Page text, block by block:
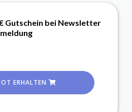
Gutschein bei Newsletter
ERHALTEN